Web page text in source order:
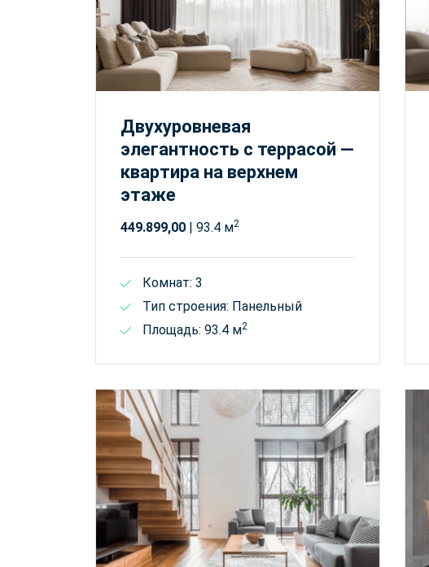
Двухуровневая
элегантность с террасой —
квартира на верхнем
этаже
449.899,00 | 93.4 м2
Комнат: 3
Тип строения: Панельный
Площадь: 93.4 м2